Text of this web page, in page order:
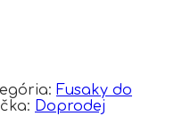
Fusaky do
Doprodej